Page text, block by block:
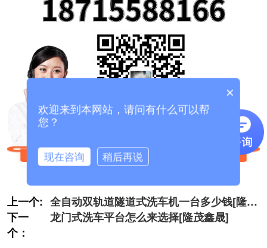
上一个: 全自动双轨道隧道式洗车机一台多少钱[隆茂
鑫晟]
下一
个：
龙门式洗车平台怎么来选择[隆茂鑫晟]
×
欢迎来到本网站，请问有什么可以帮
您？
现在咨询 稍后再说